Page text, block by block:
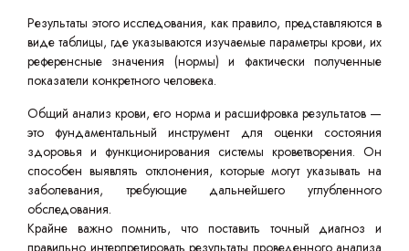
Результаты этого исследования, как правило, представляются в
виде таблицы, где указываются изучаемые параметры крови, их
референсные значения (нормы) и фактически полученные
показатели конкретного человека.
Общий анализ крови, его норма и расшифровка результатов —
это фундаментальный инструмент для оценки состояния
здоровья и функционирования системы кроветворения. Он
способен выявлять отклонения, которые могут указывать на
заболевания, требующие дальнейшего углубленного
обследования.
Крайне важно помнить, что поставить точный диагноз и
правильно интерпретировать результаты проведенного анализа